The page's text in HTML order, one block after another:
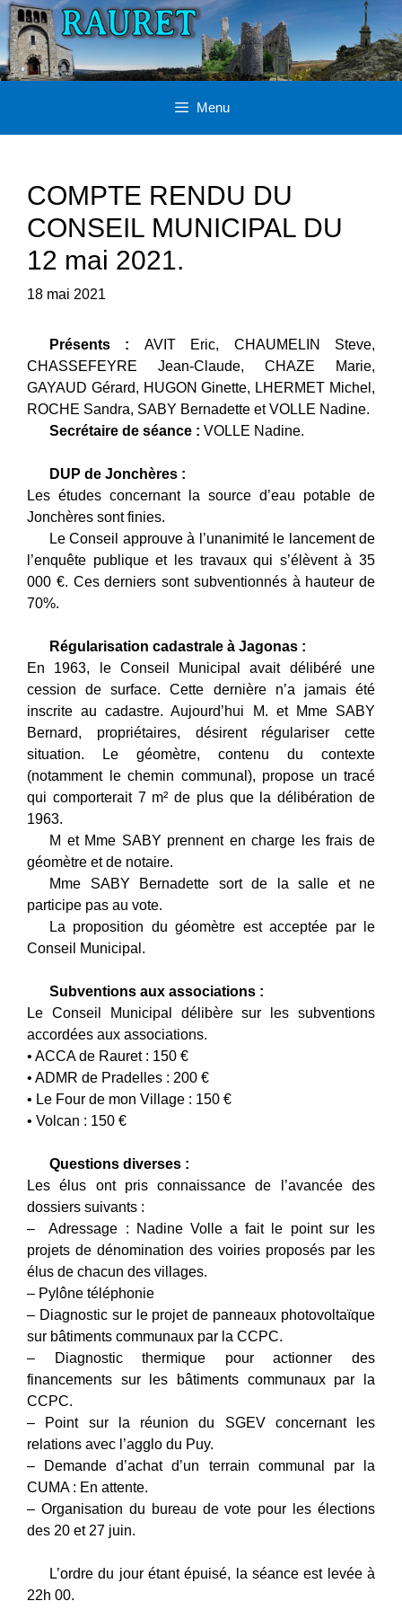
Aller
au
contenu
Menu
COMPTE RENDU DU
CONSEIL MUNICIPAL DU
12 mai 2021.
18 mai 2021
Présents : AVIT Eric, CHAUMELIN Steve,
CHASSEFEYRE Jean-Claude, CHAZE Marie,
GAYAUD Gérard, HUGON Ginette, LHERMET Michel,
ROCHE Sandra, SABY Bernadette et VOLLE Nadine.
Secrétaire de séance : VOLLE Nadine.
DUP de Jonchères :
Les études concernant la source d’eau potable de
Jonchères sont finies.
Le Conseil approuve à l’unanimité le lancement de
l’enquête publique et les travaux qui s’élèvent à 35
000 €. Ces derniers sont subventionnés à hauteur de
70%.
Régularisation cadastrale à Jagonas :
En 1963, le Conseil Municipal avait délibéré une
cession de surface. Cette dernière n’a jamais été
inscrite au cadastre. Aujourd’hui M. et Mme SABY
Bernard, propriétaires, désirent régulariser cette
situation. Le géomètre, contenu du contexte
(notamment le chemin communal), propose un tracé
qui comporterait 7 m² de plus que la délibération de
1963.
M et Mme SABY prennent en charge les frais de
géomètre et de notaire.
Mme SABY Bernadette sort de la salle et ne
participe pas au vote.
La proposition du géomètre est acceptée par le
Conseil Municipal.
Subventions aux associations :
Le Conseil Municipal délibère sur les subventions
accordées aux associations.
• ACCA de Rauret : 150 €
• ADMR de Pradelles : 200 €
• Le Four de mon Village : 150 €
• Volcan : 150 €
Questions diverses :
Les élus ont pris connaissance de l’avancée des
dossiers suivants :
– Adressage : Nadine Volle a fait le point sur les
projets de dénomination des voiries proposés par les
élus de chacun des villages.
– Pylône téléphonie
– Diagnostic sur le projet de panneaux photovoltaïque
sur bâtiments communaux par la CCPC.
– Diagnostic thermique pour actionner des
financements sur les bâtiments communaux par la
CCPC.
– Point sur la réunion du SGEV concernant les
relations avec l’agglo du Puy.
– Demande d’achat d’un terrain communal par la
CUMA : En attente.
– Organisation du bureau de vote pour les élections
des 20 et 27 juin.
L’ordre du jour étant épuisé, la séance est levée à
22h 00.